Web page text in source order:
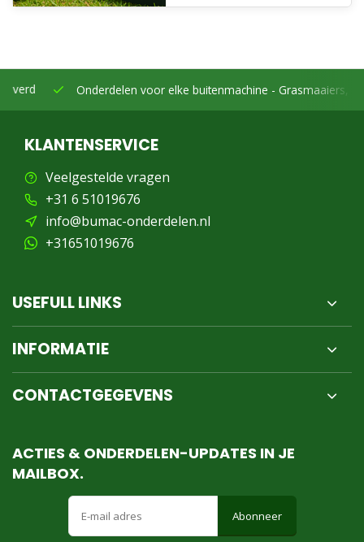
Onderdelen voor elke buitenmachine -Grasmaaiers,
KLANTENSERVICE
Veelgestelde vragen
+31 6 51019676
info@bumac-onderdelen.nl
+31651019676
USEFULL LINKS
INFORMATIE
CONTACTGEGEVENS
ACTIES & ONDERDELEN-UPDATES IN JE
MAILBOX.
Abonneer